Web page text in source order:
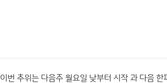
이번 추위는 다음주 월요일 낮부터 시작 과 다음 한